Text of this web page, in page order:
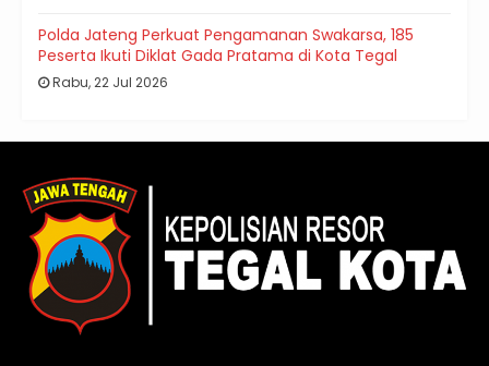
Polda Jateng Perkuat Pengamanan Swakarsa, 185
Peserta Ikuti Diklat Gada Pratama di Kota Tegal
Rabu, 22 Jul 2026